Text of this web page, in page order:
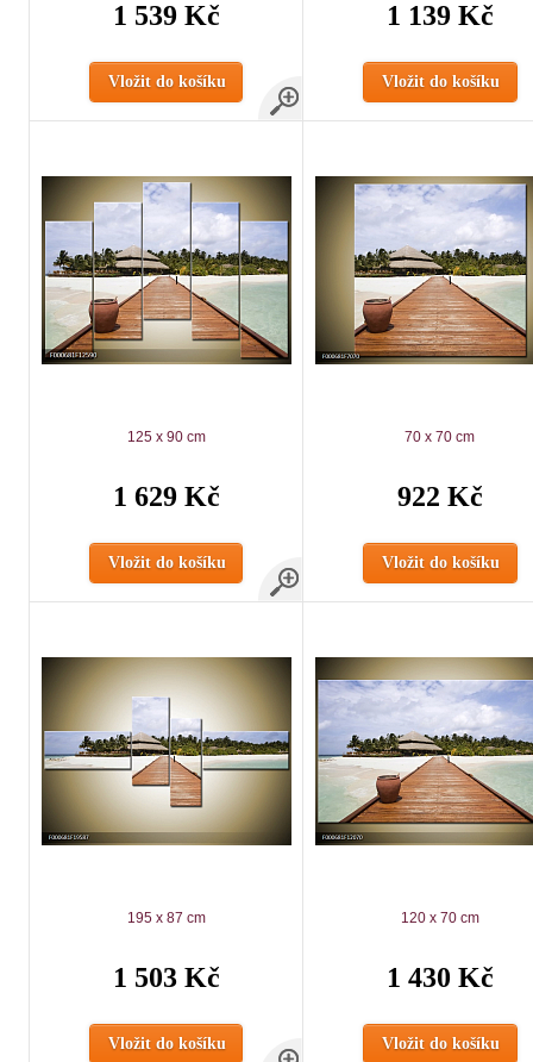
1 539 Kč
Vložit do košíku
1 139 Kč
Vložit do košíku
125 x 90 cm
1 629 Kč
Vložit do košíku
70 x 70 cm
922 Kč
Vložit do košíku
195 x 87 cm
1 503 Kč
Vložit do košíku
120 x 70 cm
1 430 Kč
Vložit do košíku